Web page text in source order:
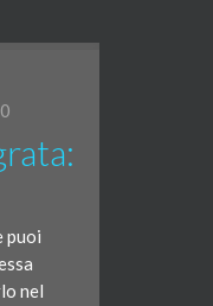
puoi
nel